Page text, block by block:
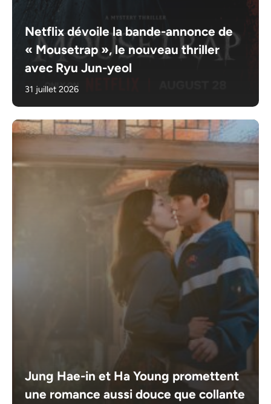
Netflix dévoile la bande-annonce de
« Mousetrap », le nouveau thriller
avec Ryu Jun-yeol
31 juillet 2026
Jung Hae-in et Ha Young promettent
une romance aussi douce que collante